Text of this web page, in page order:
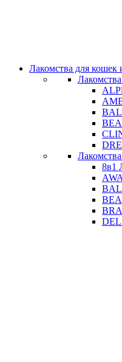
Лакомства для кошек
8в1